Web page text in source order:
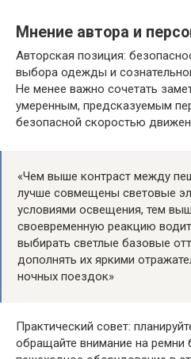
Мнение автора и
Авторская позиция:
выбора одежды и
Не менее важно сочетать
умеренным, предсказуемым
безопасной скоростью
«Чем выше контраст между
лучше совмещены световые
условиями освещения, тем
своевременную реакцию
выбирать светлые базовые
дополнять их яркими
ночных поездок»
Практический совет:
обращайте внимание на ремни